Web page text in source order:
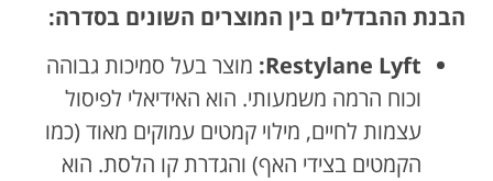
הבנת ההבדלים בין המוצרים השונים בסדרה:
Restylane Lyft: מוצר בעל סמיכות גבוהה
וכוח הרמה משמעותי. הוא האידיאלי לפיסול
עצמות לחיים, מילוי קמטים עמוקים מאוד (כמו
הקמטים בצידי האף) והגדרת קו הלסת. הוא